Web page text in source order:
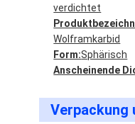
verdichtet
Wolframkarbid
Form:Sphärisch
Anscheinende
Verpackung